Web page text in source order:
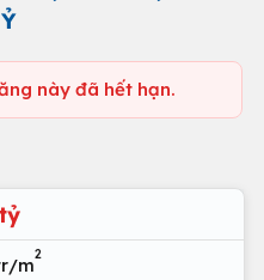
này đã hết hạn.
m
2